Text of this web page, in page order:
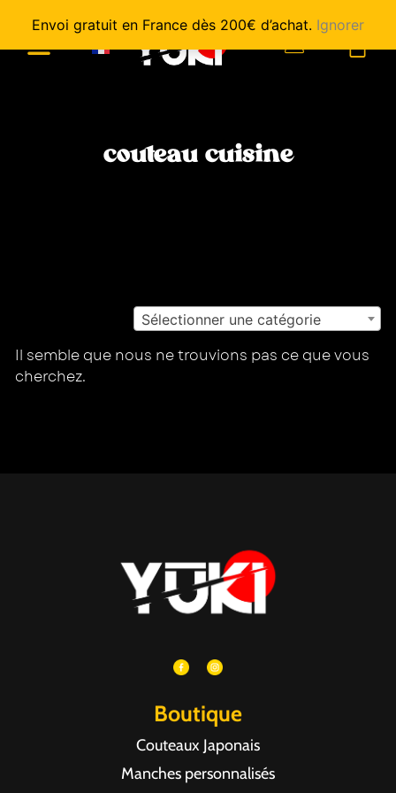
Envoi gratuit en France dès 200€ d’achat. Ignorer
couteau cuisine
Sélectionner une catégorie
Il semble que nous ne trouvions pas ce que vous
cherchez.
Boutique
Couteaux Japonais
Manches personnalisés